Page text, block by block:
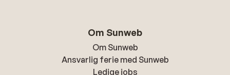
Om Sunweb
Om Sunweb
Ansvarlig ferie med Sunweb
Ledige jobs